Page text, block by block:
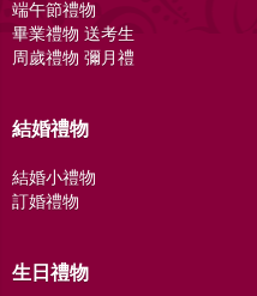
端午節禮物
畢業禮物 送考生
周歲禮物 彌月禮
結婚禮物
結婚小禮物
訂婚禮物
生日禮物